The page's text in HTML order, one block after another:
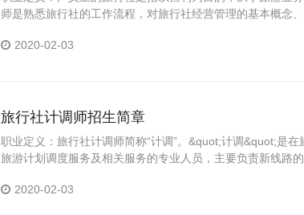
师是熟悉旅行社的工作流程，对旅行社经营管理的基本概念
营管理人员。
2020-02-03
旅行社计调师招生简章
职业定义：旅行社计调师简称“计调”。&quot;计调&quot;是
旅游计划调度服务及相关服务的专业人员，主要负责新线路
等服务项目的策划、设计和指挥负责人，是旅行社整体运作
2020-02-03